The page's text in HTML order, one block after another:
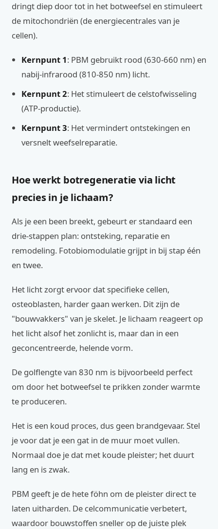
dringt diep door tot in het botweefsel en stimuleert
de mitochondriën (de energiecentrales van je
cellen).
Kernpunt 1: PBM gebruikt rood (630-660 nm) en
nabij-infrarood (810-850 nm) licht.
Kernpunt 2: Het stimuleert de celstofwisseling
(ATP-productie).
Kernpunt 3: Het vermindert ontstekingen en
versnelt weefselreparatie.
Hoe werkt botregeneratie via licht
precies in je lichaam?
Als je een been breekt, gebeurt er standaard een
drie-stappen plan: ontsteking, reparatie en
remodeling. Fotobiomodulatie grijpt in bij stap één
en twee.
Het licht zorgt ervoor dat specifieke cellen,
osteoblasten, harder gaan werken. Dit zijn de
"bouwvakkers" van je skelet. Je lichaam reageert op
het licht alsof het zonlicht is, maar dan in een
geconcentreerde, helende vorm.
De golflengte van 830 nm is bijvoorbeeld perfect
om door het botweefsel te prikken zonder warmte
te produceren.
Het is een koud proces, dus geen brandgevaar. Stel
je voor dat je een gat in de muur moet vullen.
Normaal doe je dat met koude pleister; het duurt
lang en is zwak.
PBM geeft je de hete föhn om de pleister direct te
laten uitharden. De celcommunicatie verbetert,
waardoor bouwstoffen sneller op de juiste plek